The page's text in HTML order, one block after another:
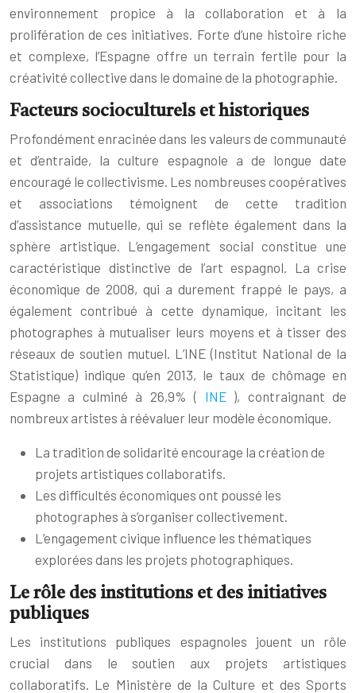
environnement propice à la collaboration et à la
prolifération de ces initiatives. Forte d’une histoire riche
et complexe, l’Espagne offre un terrain fertile pour la
créativité collective dans le domaine de la photographie.
Facteurs socioculturels et historiques
Profondément enracinée dans les valeurs de communauté
et d’entraide, la culture espagnole a de longue date
encouragé le collectivisme. Les nombreuses coopératives
et associations témoignent de cette tradition
d’assistance mutuelle, qui se reflète également dans la
sphère artistique. L’engagement social constitue une
caractéristique distinctive de l’art espagnol. La crise
économique de 2008, qui a durement frappé le pays, a
également contribué à cette dynamique, incitant les
photographes à mutualiser leurs moyens et à tisser des
réseaux de soutien mutuel. L’INE (Institut National de la
Statistique) indique qu’en 2013, le taux de chômage en
Espagne a culminé à 26,9% ( INE ), contraignant de
nombreux artistes à réévaluer leur modèle économique.
La tradition de solidarité encourage la création de
projets artistiques collaboratifs.
Les difficultés économiques ont poussé les
photographes à s’organiser collectivement.
L’engagement civique influence les thématiques
explorées dans les projets photographiques.
Le rôle des institutions et des initiatives
publiques
Les institutions publiques espagnoles jouent un rôle
crucial dans le soutien aux projets artistiques
collaboratifs. Le Ministère de la Culture et des Sports